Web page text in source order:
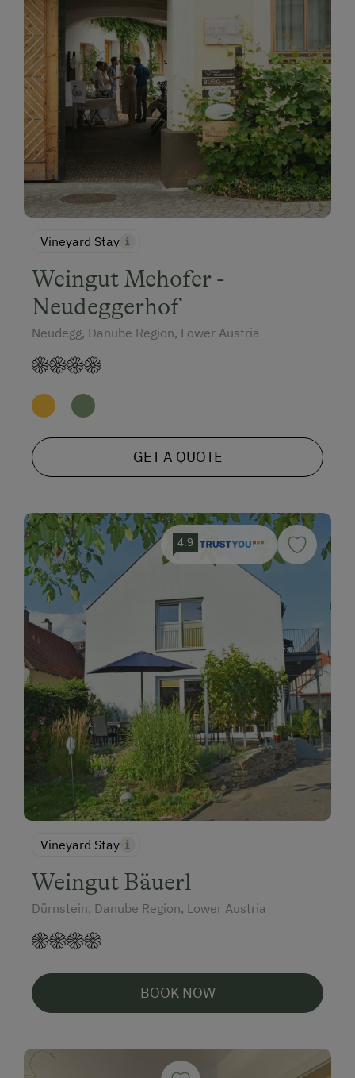
Vineyard Stay
Weingut Mehofer -
Neudeggerhof
Neudegg, Danube Region, Lower Austria
GET A QUOTE
4.9
Vineyard Stay
Weingut Bäuerl
Dürnstein, Danube Region, Lower Austria
BOOK NOW